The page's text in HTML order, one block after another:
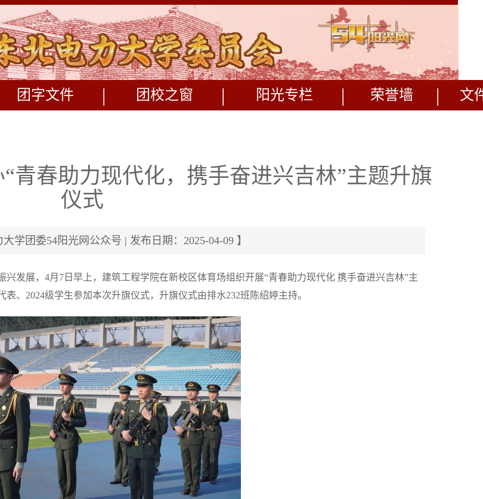
团字文件 | 团校之窗 | 阳光专栏 | 荣誉墙 | 文
青春助力现代化，携手奋进兴吉林”主题升旗
仪式
大学团委54阳光网公众号 | 发布日期：2025-04-09 】
发展，4月7日早上，建筑工程学院在新校区体育场组织开展“青春助力现代化 携手奋进兴吉林”主
、2024级学生参加本次升旗仪式，升旗仪式由排水232班陈绍婷主持。